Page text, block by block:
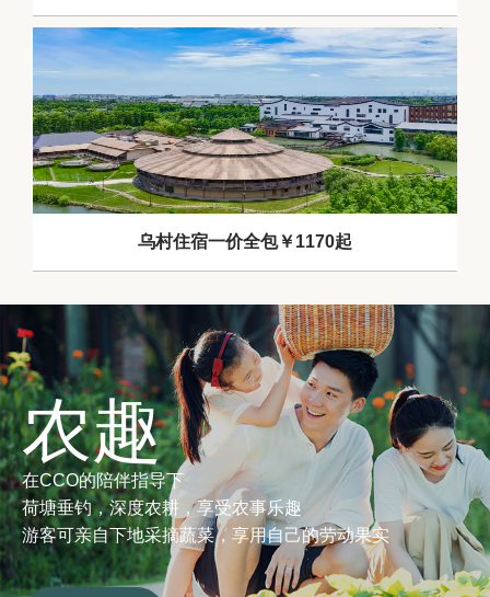
乌村住宿一价全包￥1170起
农趣
在CCO的陪伴指导下
荷塘垂钓，深度农耕，享受农事乐趣
游客可亲自下地采摘蔬菜，享用自己的劳动果实